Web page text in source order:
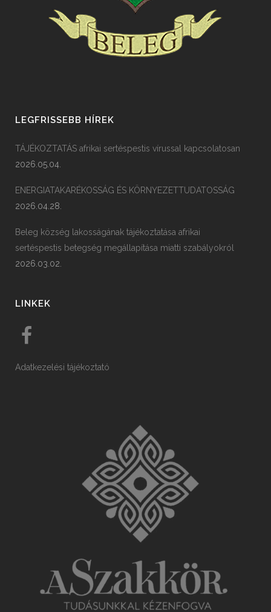
LEGFRISSEBB HÍREK
TÁJÉKOZTATÁS afrikai sertéspestis vírussal kapcsolatosan
2026.05.04.
ENERGIATAKARÉKOSSÁG ÉS KÖRNYEZETTUDATOSSÁG
2026.04.28.
Beleg község lakosságának tájékoztatása afrikai
sertéspestis betegség megállapítása miatti szabályokról
2026.03.02.
LINKEK
Adatkezelési tájékoztató